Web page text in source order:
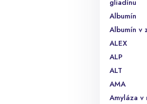
gliadínu
Albumín
Albumín v
ALEX
ALP
ALT
AMA
Amyláza v